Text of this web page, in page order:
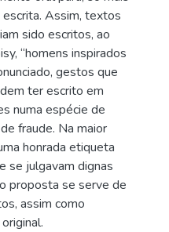
Assim, textos
sido escritos, ao
“homens inspirados
gestos que
ter escrito em
numa espécie de
fraude. Na maior
honrada etiqueta
se julgavam dignas
proposta se serve de
assim como